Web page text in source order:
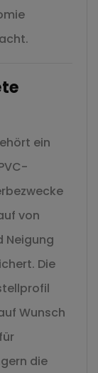
ein
von
Neigung
Die
Wunsch
die